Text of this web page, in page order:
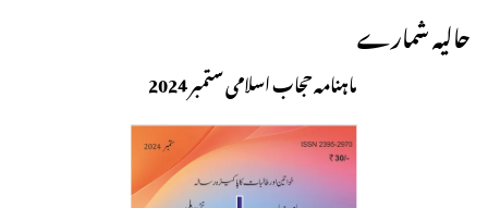
حالیہ شمارے
ماہنامہ حجاب اسلامی ستمبر 2024